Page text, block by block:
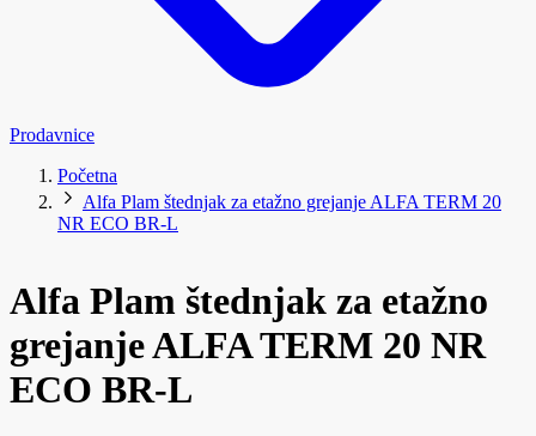
Prodavnice
Početna
Alfa Plam štednjak za etažno grejanje ALFA TERM 20
NR ECO BR-L
Alfa Plam štednjak za etažno
grejanje ALFA TERM 20 NR
ECO BR-L